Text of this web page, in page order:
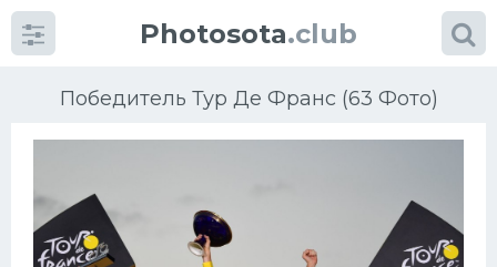
Photosota.club
Победитель Тур Де Франс (63 Фото)